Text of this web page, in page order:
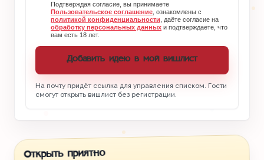
Подтверждая согласие, вы принимаете
Пользовательское соглашение , ознакомлены с
политикой конфиденциальности , даёте согласие на
обработку персональных данных и подтверждаете, что
вам есть 18 лет.
Добавить идею в мой вишлист
На почту придёт ссылка для управления списком. Гости
смогут открыть вишлист без регистрации.
Открыть приятно